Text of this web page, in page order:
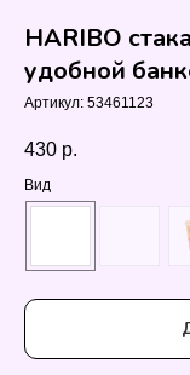
HARIBO
удобной
Артикул: 53461123
430 р.
Вид